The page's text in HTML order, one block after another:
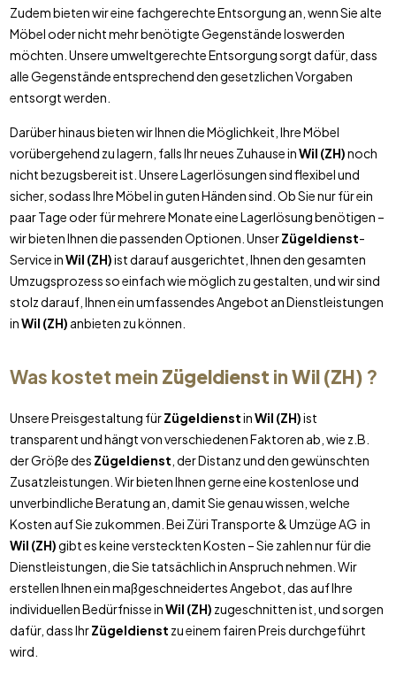
Zudem bieten wir eine fachgerechte Entsorgung an, wenn Sie alte
Möbel oder nicht mehr benötigte Gegenstände loswerden
möchten. Unsere umweltgerechte Entsorgung sorgt dafür, dass
alle Gegenstände entsprechend den gesetzlichen Vorgaben
entsorgt werden.
Darüber hinaus bieten wir Ihnen die Möglichkeit, Ihre Möbel
vorübergehend zu lagern, falls Ihr neues Zuhause inWil (ZH)noch
nicht bezugsbereit ist. Unsere Lagerlösungen sind flexibel und
sicher, sodass Ihre Möbel in guten Händen sind. Ob Sie nur für ein
paar Tage oder für mehrere Monate eine Lagerlösung benötigen –
wir bieten Ihnen die passenden Optionen. UnserZügeldienst-
Service inWil (ZH)ist darauf ausgerichtet, Ihnen den gesamten
Umzugsprozess so einfach wie möglich zu gestalten, und wir sind
stolz darauf, Ihnen ein umfassendes Angebot an Dienstleistungen
inWil (ZH) anbieten zu können.
Was kostet mein Zügeldienst inWil (ZH) ?
Unsere Preisgestaltung fürZügeldienstinWil (ZH)ist
transparent und hängt von verschiedenen Faktoren ab, wie z.B.
der Größe des Zügeldienst , der Distanz und den gewünschten
Zusatzleistungen. Wir bieten Ihnen gerne eine kostenlose und
unverbindliche Beratung an, damit Sie genau wissen, welche
Kosten auf Sie zukommen. Bei Züri Transporte & Umzüge AG in
Wil (ZH)gibt es keine versteckten Kosten – Sie zahlen nur für die
Dienstleistungen, die Sie tatsächlich in Anspruch nehmen. Wir
erstellen Ihnen ein maßgeschneidertes Angebot, das auf Ihre
individuellen Bedürfnisse inWil (ZH) zugeschnitten ist, und sorgen
dafür, dass IhrZügeldienst zu einem fairen Preis durchgeführt
wird.